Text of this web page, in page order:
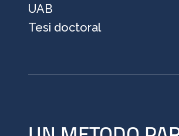
UAB
Tesi doctoral